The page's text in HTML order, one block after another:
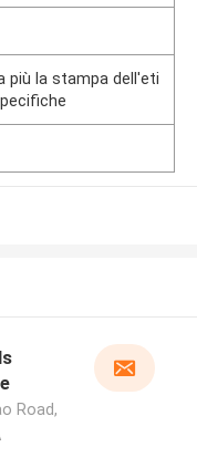
più la stampa dell'eti
Road,